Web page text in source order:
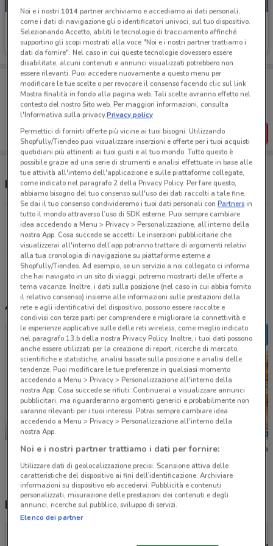
Al Discount
Scade il 18/08 18.6 km
Porta DoveConviene sempre con te!
Puoi trovare le migliori offerte dei negozi vicino a te,
salvarle e creare la tua lista del risparmio, comodamente
dal tuo cellulare.
SCARICA L’APP
Negozi Al Discount a Salerno
Via Valentino Formosa, 12 San Valentino Torio
18.5 km
Tutti i negozi Al Discount
Altri volantini nelle vicinanze
Lidl MD
Nuovi prodotti da provare
Noi e i nostri 1014partner archiviamo e accediamo ai dati personali,
come i dati di navigazione gli o identificatori univoci, sul tuo dispositivo.
Selezionando Accetto, abiliti le tecnologie di tracciamento affinché
supportino gli scopi mostrati alla voce "Noi e i nostri partner trattiamo i
dati da fornire". Nel caso in cui queste tecnologie dovessero essere
disabilitate, alcuni contenuti e annunci visualizzati potrebbero non
essere rilevanti. Puoi accedere nuovamente a questo menu per
modificare le tue scelte o per revocare il consenso facendo clic sul link
Mostra finalità in fondo alla pagina web. Tali scelte avranno effetto nel
contesto del nostro Sito web. Per maggiori informazioni, consulta
l'Informativa sulla privacy.Privacy policy
Permettici di fornirti offerte più vicine ai tuoi bisogni: Utilizzando
Shopfully/Tiendeo puoi visualizzare inserzioni e offerte per i tuoi acquisti
quotidiani più attinenti ai tuoi gusti e al tuo mondo. Tutto questo è
possibile grazie ad una serie di strumenti e analisi effettuate in base alle
tue attività all'interno dell'applicazione e sulle piattaforme collegate,
come indicato nel paragrafo 2 della Privacy Policy. Per fare questo,
abbiamo bisogno del tuo consenso sull'uso dei dati raccolti a tale fine.
Se dai il tuo consenso condivideremo i tuoi dati personali conPartnersin
tutto il mondo attraverso l’uso di SDK esterne. Puoi sempre cambiare
idea accedendo a Menu > Privacy > Personalizzazione, all’interno della
nostra App. Cosa succede se accetti: Le inserzioni pubblicitarie che
visualizzerai all'interno dell’app potranno trattare di argomenti relativi
alla tua cronologia di navigazione su piattaforme esterne a
Shopfully/Tiendeo. Ad esempio, se un servizio a noi collegato ci informa
che hai navigato in un sito di viaggi, potremo mostrarti delle offerte a
tema vacanze. Inoltre, i dati sulla posizione (nel caso in cui abbia fornito
il relativo consenso) insieme alle informazioni sulle prestazioni della
rete e agli identificativi del dispositivo, possono essere raccolte e
condivisi con terze parti per comprendere e migliorare la connettività e
le esperienze applicative sulle delle reti wireless, come meglio indicato
nel paragrafo 13.b della nostra Privacy Policy. Inoltre, i tuoi dati possono
anche essere utilizzati per la creazione di report, ricerche di mercato,
scientifiche e statistiche, analisi basate sulla posizione e analisi delle
tendenze. Puoi modificare le tue preferenze in qualsiasi momento
accedendo a Menu > Privacy > Personalizzazione all'interno della
nostra App. Cosa succede se rifiuti: Continuerai a visualizzare annunci
pubblicitari, ma riguarderanno argomenti generici e probabilmente non
saranno rilevanti per i tuoi interessi. Potrai sempre cambiare idea
accedendo a Menu > Privacy > Personalizzazione all'interno della
nostra App.
Noi e i nostri partner trattiamo i dati per fornire:
Utilizzare dati di geolocalizzazione precisi. Scansione attiva delle
caratteristiche del dispositivo ai fini dell’identificazione. Archiviare
informazioni su dispositivo e/o accedervi. Pubblicità e contenuti
personalizzati, misurazione delle prestazioni dei contenuti e degli
annunci, ricerche sul pubblico, sviluppo di servizi.
Elenco dei partner